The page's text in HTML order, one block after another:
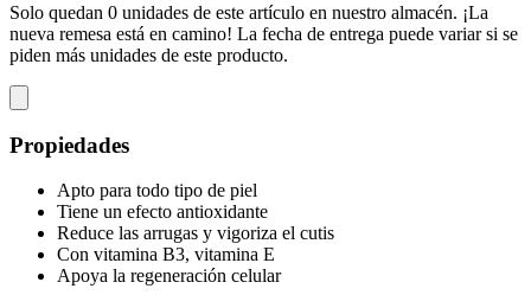
Solo quedan 0 unidades de este artículo en nuestro almacén. ¡La
nueva remesa está en camino! La fecha de entrega puede variar si se
piden más unidades de este producto.
Propiedades
Apto para todo tipo de piel
Tiene un efecto antioxidante
Reduce las arrugas y vigoriza el cutis
Con vitamina B3, vitamina E
Apoya la regeneración celular